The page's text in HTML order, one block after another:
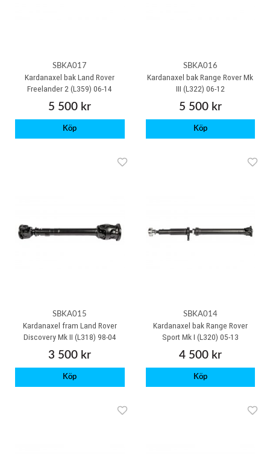
SBKA017
Kardanaxel bak Land Rover
Freelander 2 (L359) 06-14
5 500 kr
Köp
SBKA016
Kardanaxel bak Range Rover Mk
III (L322) 06-12
5 500 kr
Köp
SBKA015
Kardanaxel fram Land Rover
Discovery Mk II (L318) 98-04
3 500 kr
Köp
SBKA014
Kardanaxel bak Range Rover
Sport Mk I (L320) 05-13
4 500 kr
Köp